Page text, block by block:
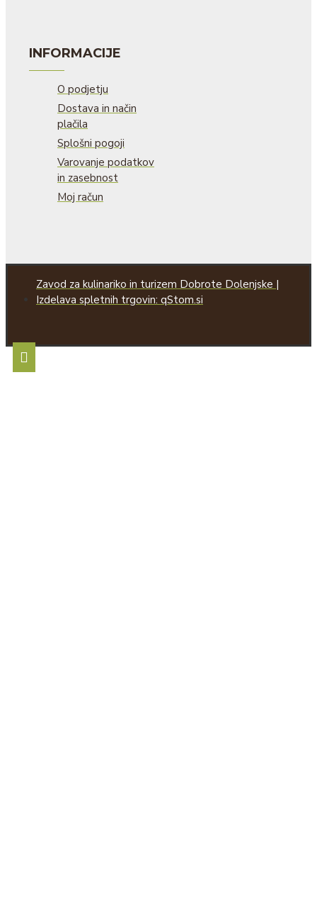
INFORMACIJE
O podjetju
Dostava in način
plačila
Splošni pogoji
Varovanje podatkov
in zasebnost
Moj račun
Zavod za kulinariko in turizem Dobrote Dolenjske |
Izdelava spletnih trgovin: qStom.si